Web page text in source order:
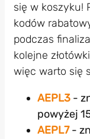
się w koszyku!
kodów
podczas
kolejne
więc warto się
AEPL3-
powyżej
AEPL7-